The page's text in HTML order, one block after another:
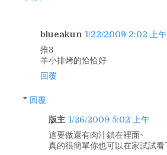
blueakun 1/22/2009 2:02 上午
推3
羊小排烤的恰恰好
回覆
回覆
版主 1/26/2009 5:02 上午
這要做還有肉汁鎖在裡面~
真的很簡單你也可以在家試試看^^